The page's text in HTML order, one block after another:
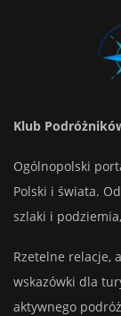
Klub
Ogólnopolski
Polski i świata.
szlaki i
Rzetelne relacje,
wskazówki dla
aktywnego